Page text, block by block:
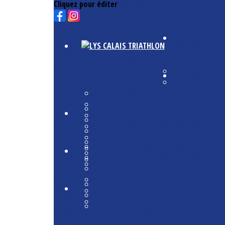
Cliquez pour éditer